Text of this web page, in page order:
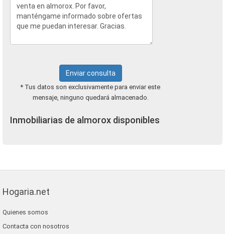
Enviar consulta
* Tus datos son exclusivamente para enviar este
mensaje, ninguno quedará almacenado.
Inmobiliarias de almorox disponibles
Hogaria.net
Quienes somos
Contacta con nosotros